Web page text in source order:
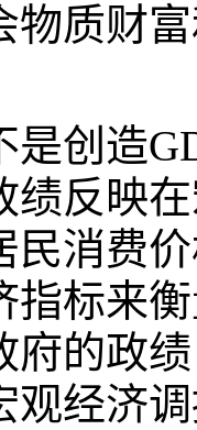
物质财
是创造
绩反映
民消费
指标来
府的政
观经济